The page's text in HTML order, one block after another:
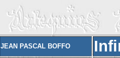
JEAN PASCAL BOFFO